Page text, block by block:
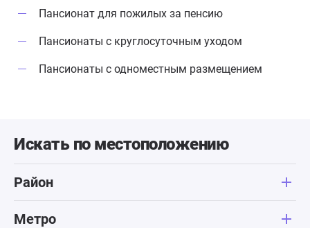
Пансионат для пожилых за пенсию
Пансионаты с круглосуточным уходом
Пансионаты с одноместным размещением
Искать по местоположению
Район
Метро